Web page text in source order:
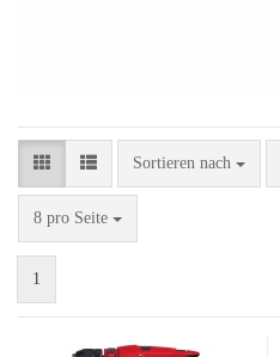
Sortieren nach
Sortieren nach
8 pro Seite
pro Seite
1